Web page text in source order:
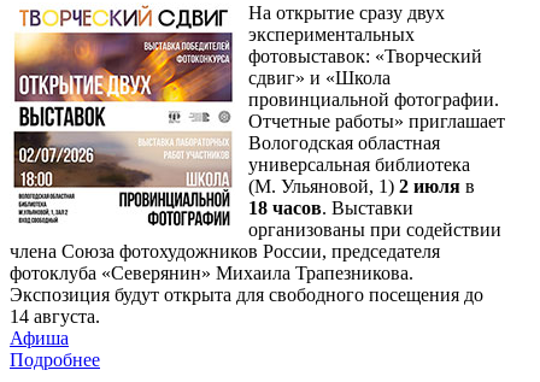
На открытие сразу двух
экспериментальных
фотовыставок: «Творческий
сдвиг» и «Школа
провинциальной фотографии.
Отчетные работы» приглашает
Вологодская областная
универсальная библиотека
(М. Ульяновой, 1) 2 июля в
18 часов. Выставки
организованы при содействии
члена Союза фотохудожников России, председателя
фотоклуба «Северянин» Михаила Трапезникова.
Экспозиция будут открыта для свободного посещения до
14 августа.
Афиша
Подробнее